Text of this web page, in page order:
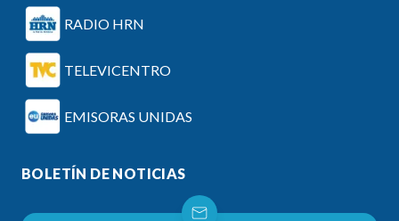
RADIO HRN
TELEVICENTRO
EMISORAS UNIDAS
BOLETÍN DE NOTICIAS